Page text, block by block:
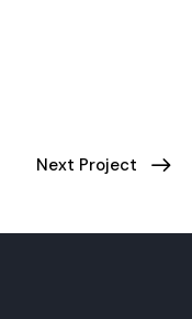
Next Project